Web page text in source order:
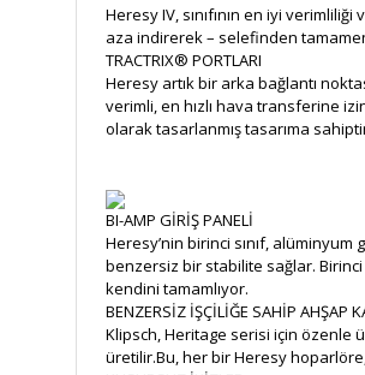
Heresy IV, sınıfının en iyi
aza indirerek – selefinden
TRACTRIX® PORTLARI
Heresy artık bir arka bağlantı
verimli, en hızlı hava transferine
olarak tasarlanmış tasarıma
BI-AMP GİRİŞ PANELİ
Heresy’nin birinci sınıf,
benzersiz bir stabilite sağlar. Birinci
kendini tamamlıyor.
BENZERSİZ İŞÇİLİĞE SAHİP AHŞAP
Klipsch, Heritage serisi için özenle
üretilir.Bu, her bir Heresy